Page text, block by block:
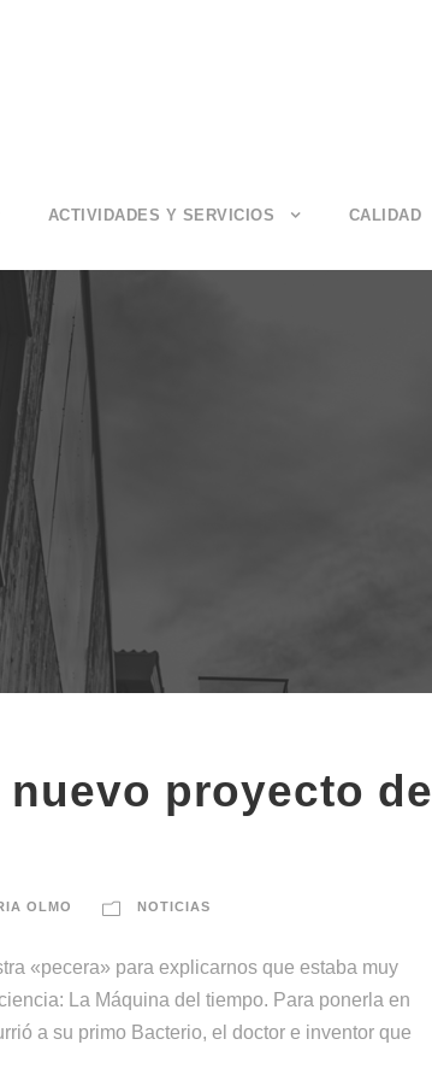
ACTIVIDADES Y SERVICIOS CALIDAD
proyecto de
OLMO NOTICIAS
«pecera» para explicarnos que estaba muy
La Máquina del tiempo. Para ponerla en
a su primo Bacterio, el doctor e inventor que